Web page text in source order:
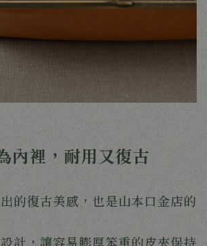
內裡，耐用又復古
的復古美感，也是山本口金店的
計，讓容易膨厚笨重的皮夾保持